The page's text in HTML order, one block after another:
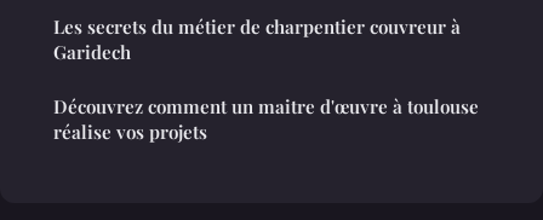
Les secrets du métier de charpentier couvreur à
Garidech
Découvrez comment un maitre d'œuvre à toulouse
réalise vos projets